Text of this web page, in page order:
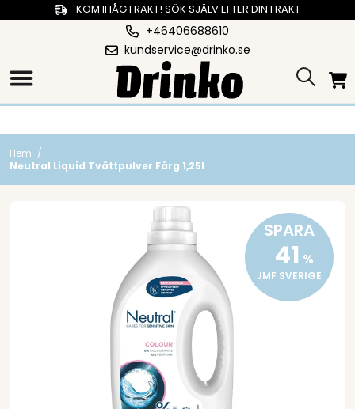
KOM IHÅG FRAKT! SÖK SJÄLV EFTER DIN FRAKT
+46406688610
kundservice@drinko.se
Hem /
Neutral Liquid Tvättpulver Färg 1,25l
SPARA
41 %
JMF SVERIGE